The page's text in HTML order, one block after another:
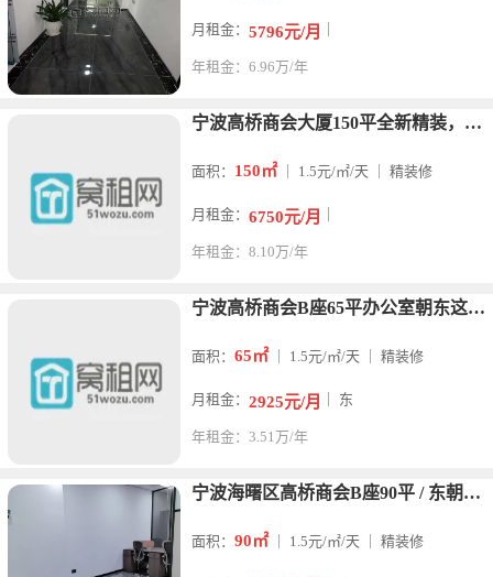
月租金： 5796元/月
年租金：6.96万/年
宁波高桥商会大厦150平全新精装，带两个隔间一个形象墙
面积： 150㎡｜ 1.5元/㎡/天 ｜ 精装修
月租金： 6750元/月
年租金：8.10万/年
宁波高桥商会B座65平办公室朝东这一间精装修出租
面积： 65㎡｜ 1.5元/㎡/天 ｜ 精装修
月租金： 2925元/月 ｜ 东
年租金：3.51万/年
宁波海曙区高桥商会B座90平 / 东朝向写字楼招租
面积： 90㎡｜ 1.5元/㎡/天 ｜ 精装修